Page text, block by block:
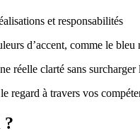
et responsabilités
d’accent, comme le
réelle clarté sans surcharger
à travers vos
?